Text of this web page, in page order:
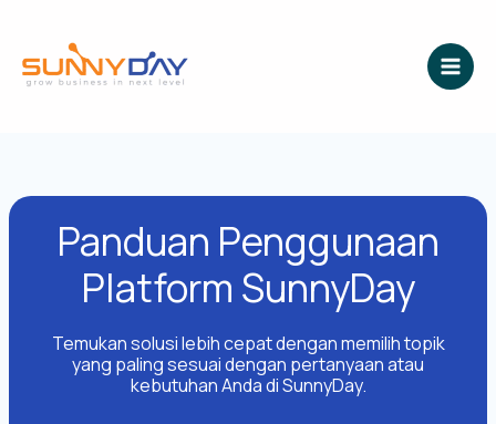
konten
Panduan Penggunaan
Platform SunnyDay
Temukan solusi lebih cepat dengan memilih topik
yang paling sesuai dengan pertanyaan atau
kebutuhan Anda di SunnyDay.